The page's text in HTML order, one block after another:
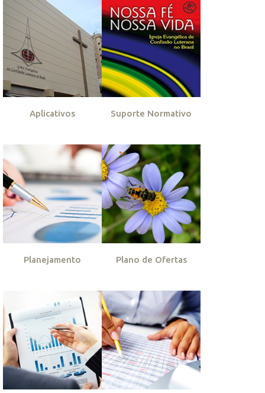
Aplicativos Suporte Normativo
Planejamento Plano de Ofertas